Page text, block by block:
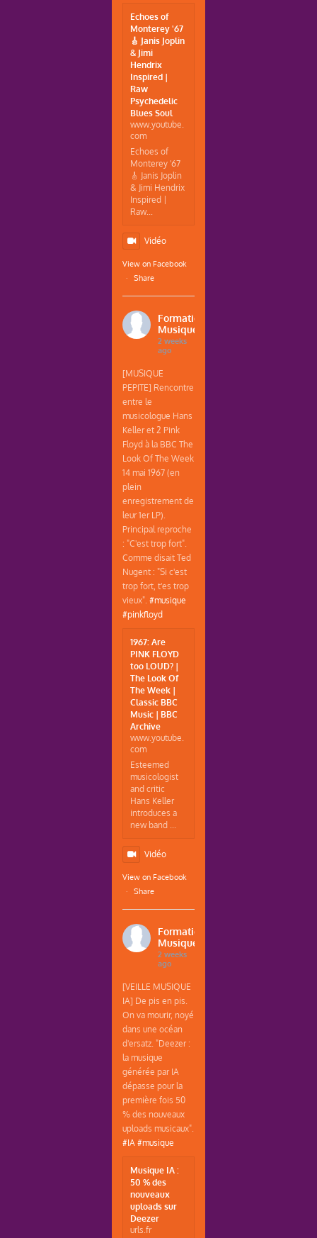
Echoes of
Monterey '67
🎸 Janis Joplin
& Jimi
Hendrix
Inspired |
Raw
Psychedelic
Blues Soul
www.youtube.
com
Echoes of
Monterey '67
🎸 Janis Joplin
& Jimi Hendrix
Inspired |
Raw...
Vidéo
View on Facebook
·
Share
Formations
Musique
2 weeks
ago
[MUSIQUE
PEPITE] Rencontre
entre le
musicologue Hans
Keller et 2 Pink
Floyd à la BBC The
Look Of The Week
14 mai 1967 (en
plein
enregistrement de
leur 1er LP).
Principal reproche
: "C'est trop fort".
Comme disait Ted
Nugent : "Si c'est
trop fort, t'es trop
vieux".#musique
#pinkfloyd
1967: Are
PINK FLOYD
too LOUD? |
The Look Of
The Week |
Classic BBC
Music | BBC
Archive
www.youtube.
com
Esteemed
musicologist
and critic
Hans Keller
introduces a
new band ...
Vidéo
View on Facebook
·
Share
Formations
Musique
2 weeks
ago
[VEILLE MUSIQUE
IA] De pis en pis.
On va mourir, noyé
dans une océan
d'ersatz. "Deezer :
la musique
générée par IA
dépasse pour la
première fois 50
% des nouveaux
uploads musicaux".
#IA #musique
Musique IA :
50 % des
nouveaux
uploads sur
Deezer
urls.fr